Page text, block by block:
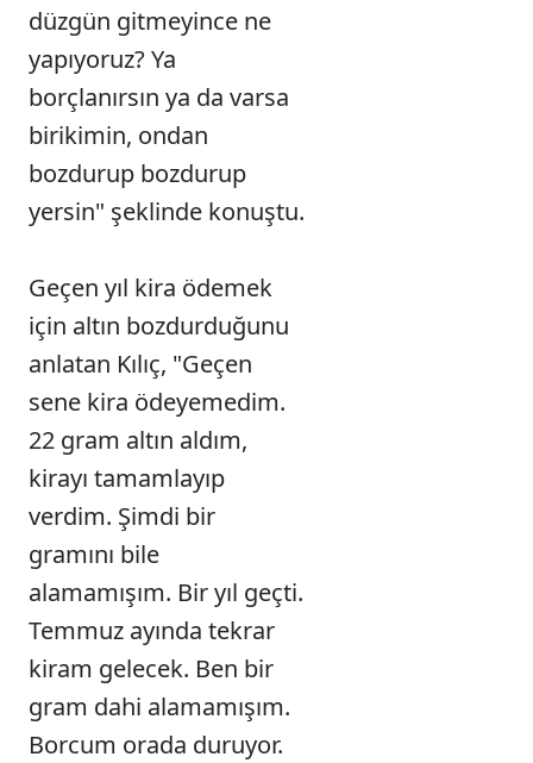
düzgün gitmeyince ne
yapıyoruz? Ya
borçlanırsın ya da varsa
birikimin, ondan
bozdurup bozdurup
yersin" şeklinde konuştu.
Geçen yıl kira ödemek
için altın bozdurduğunu
anlatan Kılıç, "Geçen
sene kira ödeyemedim.
22 gram altın aldım,
kirayı tamamlayıp
verdim. Şimdi bir
gramını bile
alamamışım. Bir yıl geçti.
Temmuz ayında tekrar
kiram gelecek. Ben bir
gram dahi alamamışım.
Borcum orada duruyor.